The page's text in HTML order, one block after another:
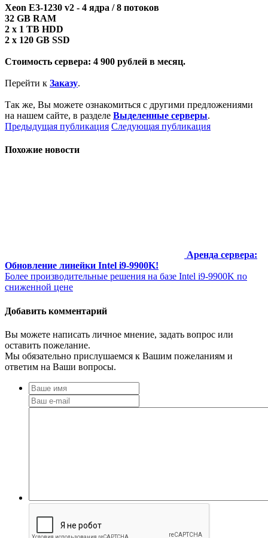
Xeon E3-1230 v2 - 4 ядра / 8 потоков
32 GB RAM
2 x 1 TB HDD
2 x 120 GB SSD
Стоимость сервера: 4 900 рублей в месяц.
Перейти к Заказу.
Так же, Вы можете ознакомиться с другими предложениями
на нашем сайте, в разделе Выделенные серверы.
Предыдущая публикация Следующая публикация
Похожие новости
Аренда сервера:
Обновление линейки Intel i9-9900K!
Более производительные решения на базе Intel i9-9900K по
сниженной цене
Добавить комментарий
Вы можете написать личное мнение, задать вопрос или
оставить пожелание.
Мы обязательно прислушаемся к Вашим пожеланиям и
ответим на Ваши вопросы.